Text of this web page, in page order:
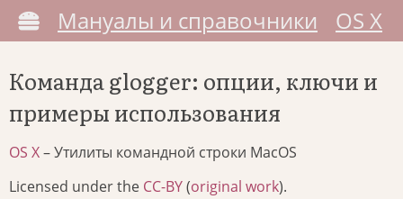
Мануалы и справочники OS X
Команда glogger: опции, ключи и
примеры использования
OS X– Утилиты командной строки MacOS
Licensed under the CC-BY(original work).